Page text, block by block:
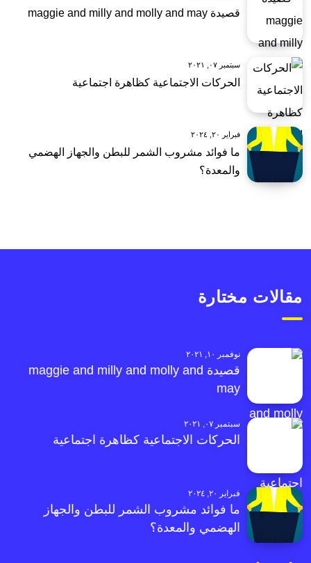
قصيدة maggie and milly and molly and may
سبتمبر ٠٧, ٢٠٢١
الحركات الاجتماعية كظاهرة اجتماعية
فبراير ٢٠, ٢٠٢٤
ما فوائد مشروب الشمر للبطن والجهاز الهضمي
والمعدة؟
مقالات مختارة
نوفمبر ١٠, ٢٠٢١
قصيدة maggie and milly and molly and
may
سبتمبر ٠٧, ٢٠٢١
الحركات الاجتماعية كظاهرة اجتماعية
فبراير ٢٠, ٢٠٢٤
ما فوائد مشروب الشمر للبطن والجهاز
الهضمي والمعدة؟